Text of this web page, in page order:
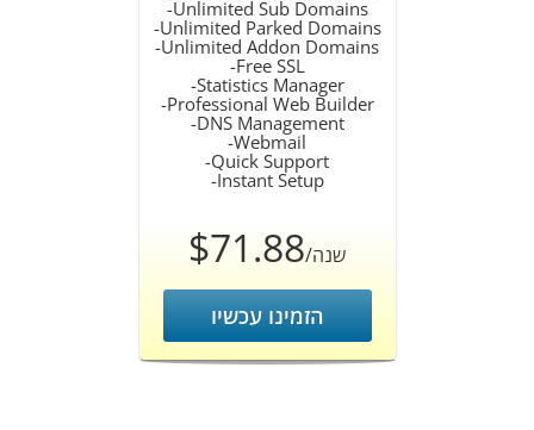
-Unlimited Sub Domains
-Unlimited Parked Domains
-Unlimited Addon Domains
-Free SSL
-Statistics Manager
-Professional Web Builder
-DNS Management
-Webmail
-Quick Support
-Instant Setup
$71.88 /שנה
הזמינו עכשיו